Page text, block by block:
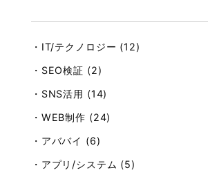
・IT/テクノロジー (12)
・SEO検証 (2)
・SNS活用 (14)
・WEB制作 (24)
・アババイ (6)
・アプリ/システム (5)